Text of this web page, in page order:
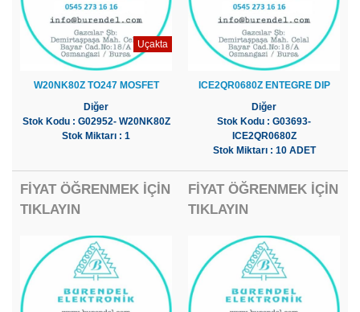
Uçakta
W20NK80Z TO247 MOSFET
Diğer
Stok Kodu : G02952- W20NK80Z
Stok Miktarı : 1
FİYAT ÖĞRENMEK İÇİN
TIKLAYIN
ICE2QR0680Z ENTEGRE DIP
Diğer
Stok Kodu : G03693-
ICE2QR0680Z
Stok Miktarı : 10 ADET
FİYAT ÖĞRENMEK İÇİN
TIKLAYIN